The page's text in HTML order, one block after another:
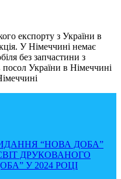
експорту з України в
У Німеччині немає
без запчастини з
України в Німеччині
“НОВА ДОБА”
ДРУКОВАНОГО
У 2024 РОЦІ